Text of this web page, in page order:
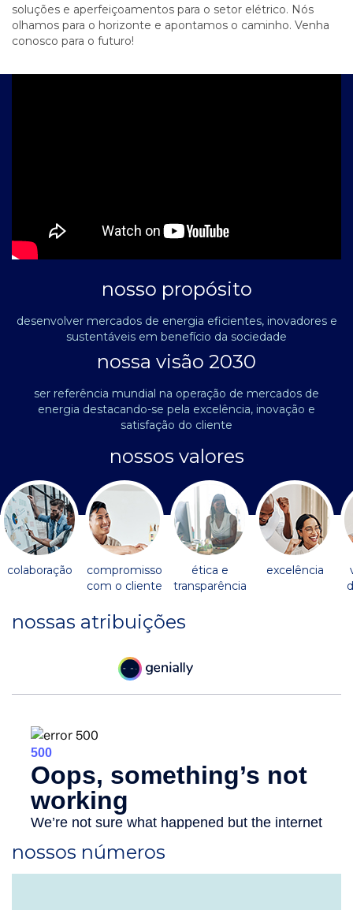
soluções e aperfeiçoamentos para o setor elétrico. Nós
olhamos para o horizonte e apontamos o caminho. Venha
conosco para o futuro!
nosso propósito
desenvolver mercados de energia eficientes, inovadores e
sustentáveis em benefício da sociedade
nossa visão 2030
ser referência mundial na operação de mercados de
energia destacando-se pela excelência, inovação e
satisfação do cliente
nossos valores
colaboração
compromisso
com o cliente
ética e
transparência
excelência
nossas atribuições
nossos números